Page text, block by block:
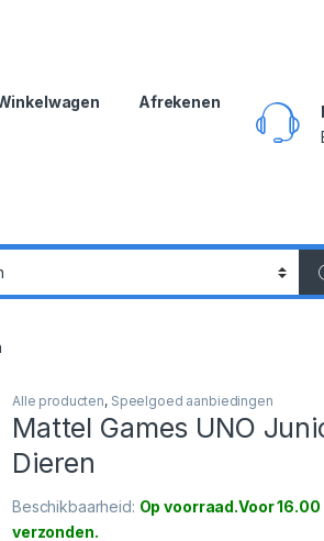
Afrekenen
Alle producten, Speelgoed aanbiedingen
Mattel Games UNO
Dieren
Beschikbaarheid: Op voorraad